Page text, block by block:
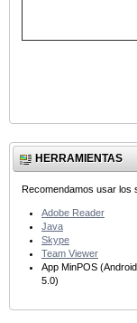
HERRAMIENTAS
Recomendamos usar los
Adobe Reader
Java
Skype
Team Viewer
App MinPOS
5.0)